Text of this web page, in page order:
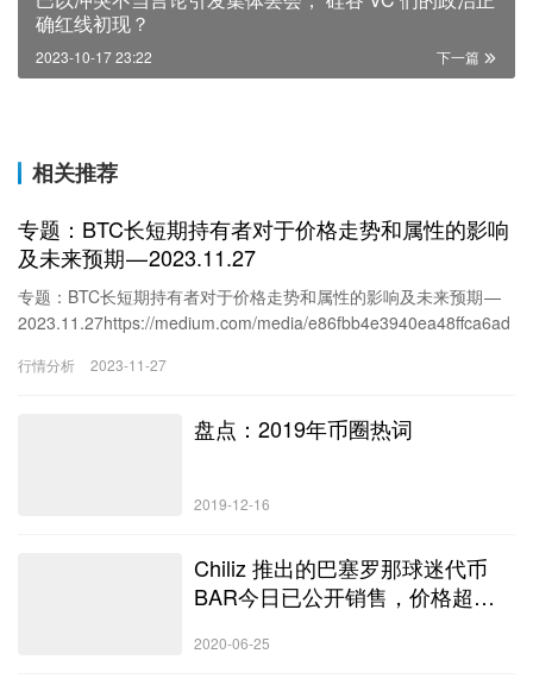
确红线初现？
下一篇
2023-10-17 23:22
相关推荐
专题：BTC长短期持有者对于价格走势和属性的影响
及未来预期 — 2023.11.27
专题：BTC长短期持有者对于价格走势和属性的影响及未来预期 —
2023.11.27https://medium.com/media/e86fbb4e3940ea48ffca6ad
除非是有新的利好或者是利空的信息才能较大幅度的改变价格，在
知道这一次币市的主要上涨是由BTC的现货ETF带动起来的，虽然到
行情分析 2023-11-27
盘点：2019年币圈热词
2019-12-16
Chiliz 推出的巴塞罗那球迷代币
BAR今日已公开销售，价格超预
2020-06-25